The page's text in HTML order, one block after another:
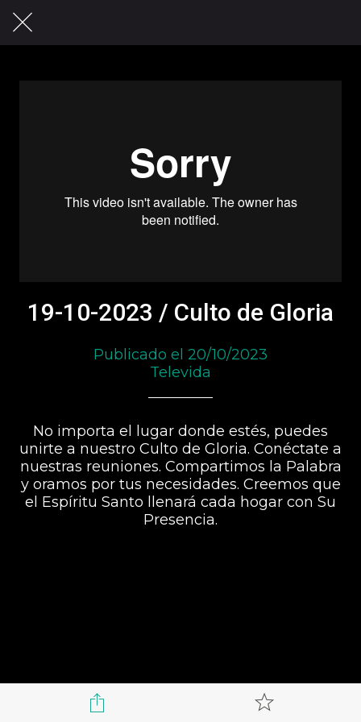
19-10-2023 / Culto de Gloria
Publicado el 20/10/2023
Televida
No importa el lugar donde estés, puedes
unirte a nuestro Culto de Gloria. Conéctate a
nuestras reuniones. Compartimos la Palabra
y oramos por tus necesidades. Creemos que
el Espíritu Santo llenará cada hogar con Su
Presencia.